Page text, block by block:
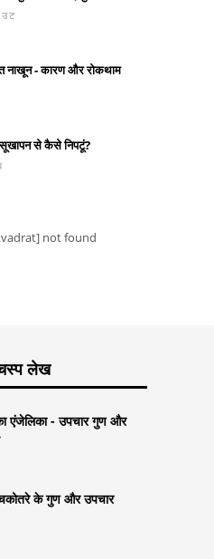
नाखून - कारण और रोकथाम
सूखापन से कैसे निपटूं?
not found
लेख
एंजेलिका - उपचार गुण और
के गुण और उपचार